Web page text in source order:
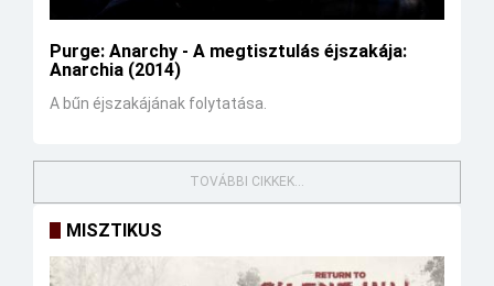
Purge: Anarchy - A megtisztulás éjszakája:
Anarchia (2014)
A bűn éjszakájának folytatása.
TOVÁBBI CIKKEK...
MISZTIKUS